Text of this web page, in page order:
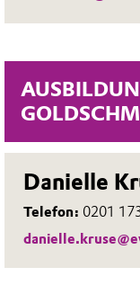
Danielle
Telefon: 0201